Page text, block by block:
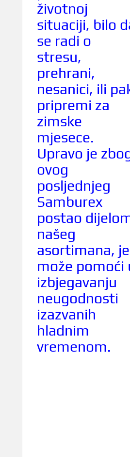
životnoj
situaciji, bilo
se radi o
stresu,
prehrani,
nesanici, ili
pripremi za
zimske
mjesece.
Upravo je
ovog
posljednjeg
Samburex
postao
našeg
asortimana,
može pomoći
izbjegavanju
neugodnosti
izazvanih
hladnim
vremenom.